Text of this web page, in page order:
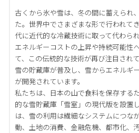
古くから氷や雪は、冬の間に蓄えられ
た。世界中でさまざまな形で行われて
代に近代的な冷蔵技術に取って代わら
エネルギーコストの上昇や持続可能性
て、この伝統的な技術が再び注目されて
雪の貯蔵庫が普及し、雪からエネルギ
が開発されています。
私たちは、日本の山で食料を保存する
的な雪貯蔵庫「雪室」の現代版を設置
は、雪の利用は繊細なシステムにつな
動、土地の消費、金融危機、都市化、